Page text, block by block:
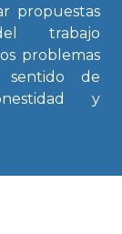
propuestas
trabajo
problemas
sentido de
y